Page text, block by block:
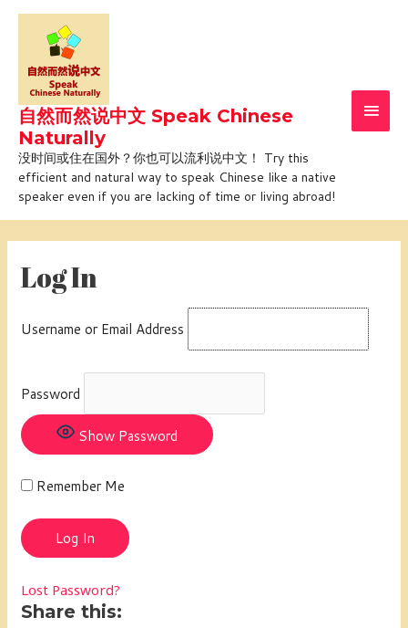
Skip
content
自然而然说中文 Speak Chinese
Naturally
没时间或住在国外？你也可以流利说中文！ Try this
efficient and natural way to speak Chinese like a native
speaker even if you are lacking of time or living abroad!
Log In
Username or Email Address
Password
Show Password
Remember Me
Lost Password?
Share this: